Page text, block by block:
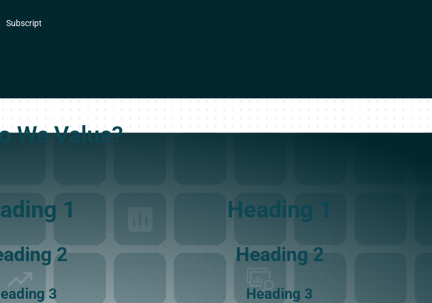
Subscript
We Value?
1
2
3
Heading 1
Heading 2
Heading 3